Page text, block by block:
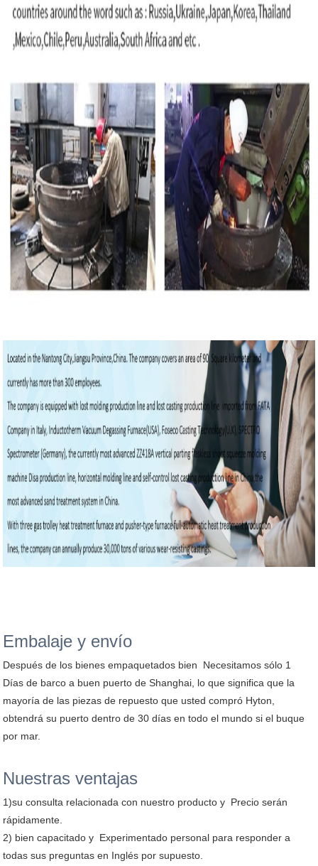
Embalaje y envío
Después de los bienes empaquetados bien Necesitamos sólo 1
Días de barco a buen puerto de Shanghai, lo que significa que la
mayoría de las piezas de repuesto que usted compró Hyton,
obtendrá su puerto dentro de 30 días en todo el mundo si el buque
por mar.
Nuestras ventajas
1)su consulta relacionada con nuestro producto y Precio serán
rápidamente.
2) bien capacitado y Experimentado personal para responder a
todas sus preguntas en Inglés por supuesto.